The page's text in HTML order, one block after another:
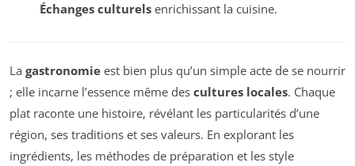
Échanges culturelsenrichissant la cuisine.
La gastronomie est bien plus qu’un simple acte de se nourrir
; elle incarne l’essence même des cultures locales. Chaque
plat raconte une histoire, révélant les particularités d’une
région, ses traditions et ses valeurs. En explorant les
ingrédients, les méthodes de préparation et les style